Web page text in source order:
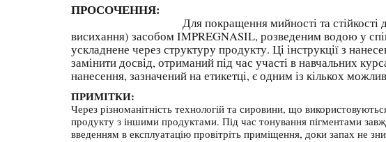
ПРОСОЧЕННЯ:
Для покращення мийності та стійкості до
висихання) засобом IMPREGNASIL, розведеним водою у
ускладнене через структуру продукту. Ці інструкції з
замінити досвід, отриманий під час участі в навчальних
нанесення, зазначений на етикетці, є одним із кількох
ПРИМІТКИ:
Через різноманітність технологій та сировини, що
продукту з іншими продуктами. Під час тонування пігментами
введенням в експлуатацію провітріть приміщення, доки запах не